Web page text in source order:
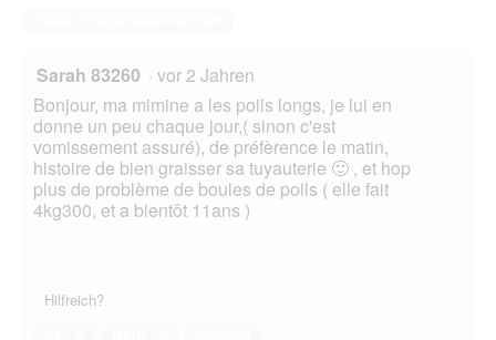
Sarah 83260 · vor 2 Jahren
Bonjour, ma mimine a les poils longs, je lui en
donne un peu chaque jour,( sinon c'est
vomissement assuré), de préfèrence le matin,
histoire de bien graisser sa tuyauterie 🙂 , et hop
plus de problème de boules de poils ( elle fait
4kg300, et a bientôt 11ans )
Hilfreich?